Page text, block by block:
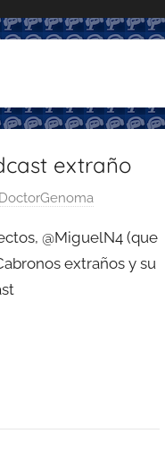
extraño
DoctorGenoma
@MiguelN4 (que
extraños y su